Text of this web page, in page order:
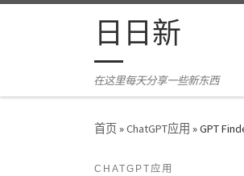
Skip to content日日新
在这里每天分享一些新东西
首页»ChatGPT应用 »GPT
CHATGPT应用